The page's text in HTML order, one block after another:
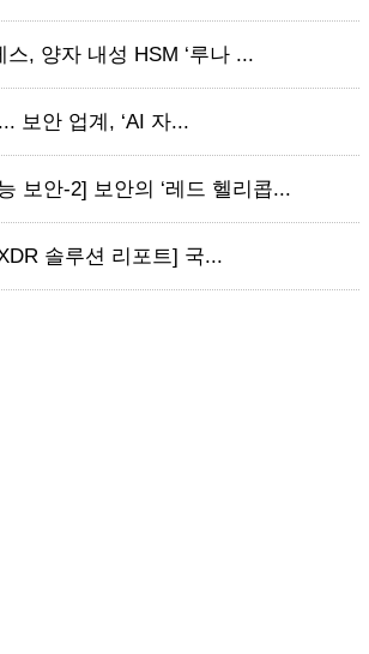
, 양자 내성 HSM ‘루나 ...
보안 업계, ‘AI 자...
보안-2] 보안의 ‘레드 헬리콥...
솔루션 리포트] 국...